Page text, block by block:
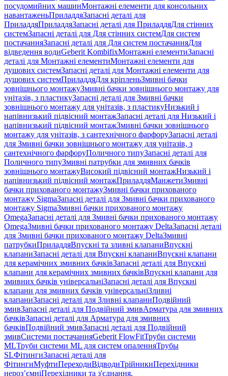
посудомийних машинМонтажні елементи для консольних
навантаженьПриладдяЗапасні деталі для
ПриладдяПриладдяЗапасні деталі для ПриладдяДля стінних
системЗапасні деталі для Для стінних системДля систем
постачанняЗапасні деталі для Для систем постачанняДля
відведення водиGeberit KombifixМонтажні елементиЗапасні
деталі для Монтажні елементиМонтажні елементи для
душових системЗапасні деталі для Монтажні елементи для
душових системПриладдяДля кріпленьЗмивні бачки
зовнішнього монтажуЗмивні бачки зовнішнього монтажу для
унітазів, з пластикуЗапасні деталі для Змивні бачки
зовнішнього монтажу для унітазів, з пластикуНизький і
напівнизький підвісний монтажЗапасні деталі для Низький і
напівнизький підвісний монтажЗмивні бачки зовнішнього
монтажу для унітазів, з сантехнічного фарфоруЗапасні деталі
для Змивні бачки зовнішнього монтажу для унітазів, з
сантехнічного фарфоруПоличного типуЗапасні деталі для
Поличного типуЗмивні патрубки для змивних бачків
зовнішнього монтажуВисокий підвісний монтажНизький і
напівнизький підвісний монтажПриладдяМанжетиЗмивні
бачки прихованого монтажуЗмивні бачки прихованого
монтажу SigmaЗапасні деталі для Змивні бачки прихованого
монтажу SigmaЗмивні бачки прихованого монтажу
OmegaЗапасні деталі для Змивні бачки прихованого монтажу
OmegaЗмивні бачки прихованого монтажу DeltaЗапасні деталі
для Змивні бачки прихованого монтажу DeltaЗмивні
патрубкиПриладдяВпускні та зливні клапаниВпускні
клапаниЗапасні деталі для Впускні клапаниВпускні клапани
для керамічних змивних бачківЗапасні деталі для Впускні
клапани для керамічних змивних бачківВпускні клапани для
змивних бачків універсальніЗапасні деталі для Впускні
клапани для змивних бачків універсальніЗливні
клапаниЗапасні деталі для Зливні клапаниПодвійний
змивЗапасні деталі для Подвійний змивАрматура для змивних
бачкiвЗапасні деталі для Арматура для змивних
бачкiвПодвійний змивЗапасні деталі для Подвійний
змивСистеми постачанняGeberit FlowFitТруби системи
MLТруби системи ML для систем опаленняТрубы
SLФітингиЗапасні деталі для
ФітингиМуфтиПереходиВідводиТрійникиПерехідники
нероз’ємніПерехідники та з'єднання,